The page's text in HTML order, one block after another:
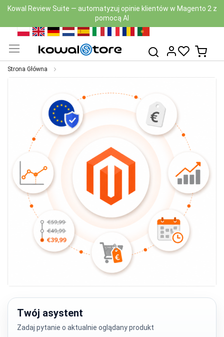
Kowal Review Suite — automatyzuj opinie klientów w Magento 2 z
pomocą AI
Przejdź
treści
PL EN DE NL ES IT FR RO
PT
Szukaj
Mój
Strona Główna
na
początek
Twój asystent
Zadaj pytanie o aktualnie oglądany produkt